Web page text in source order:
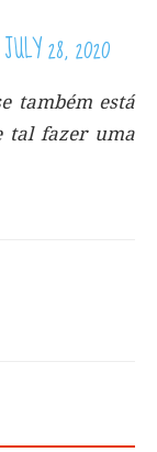
JULY 28, 2020
também está
tal fazer uma